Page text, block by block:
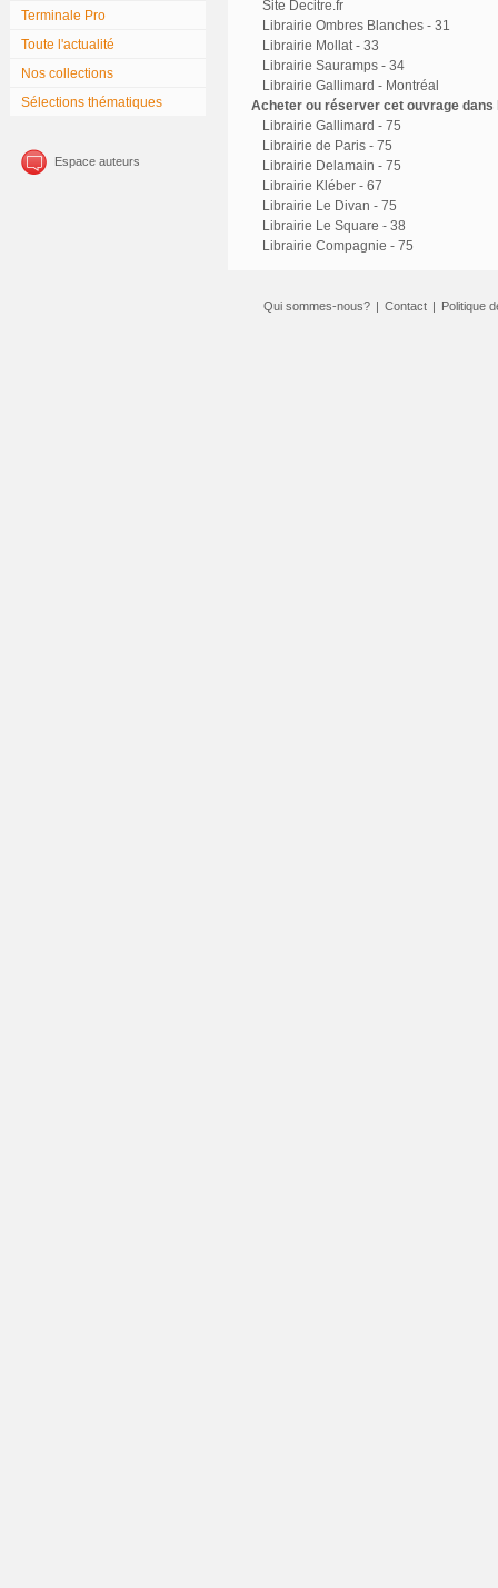
Terminale Pro
Toute l'actualité
Nos collections
Sélections thématiques
Espace auteurs
Site Decitre.fr
Librairie Ombres Blanches - 31
Librairie Mollat - 33
Librairie Sauramps - 34
Librairie Gallimard - Montréal
Acheter ou réserver cet ouvrage
Librairie Gallimard - 75
Librairie de Paris - 75
Librairie Delamain - 75
Librairie Kléber - 67
Librairie Le Divan - 75
Librairie Le Square - 38
Librairie Compagnie - 75
Qui sommes-nous? | Contact | Politique